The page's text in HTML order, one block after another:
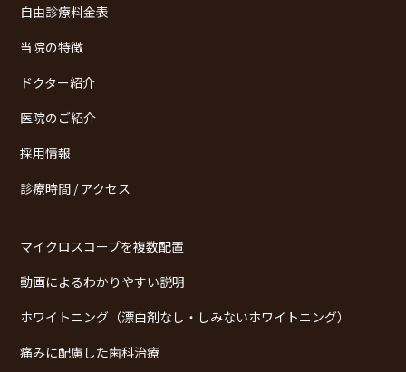
自由診療料金表
当院の特徴
ドクター紹介
医院のご紹介
採用情報
診療時間 / アクセス
マイクロスコープを複数配置
動画によるわかりやすい説明
ホワイトニング（漂白剤なし・しみないホワイトニング）
痛みに配慮した歯科治療